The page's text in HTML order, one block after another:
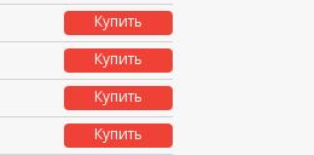
Купить
Купить
Купить
Купить